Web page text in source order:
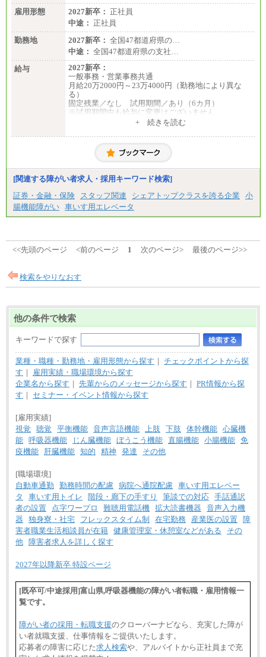
雇用形態
2027新卒： 正社員
中途： 正社員
勤務地
2027新卒： 全国47都道府県の…
中途： 全国47都道府県の支社…
給与
2027新卒：
一般事務・営業事務共通
月給20万2000円～23万4000円（勤務地により異な
る）
固定残業／なし 試用期間／あり（6カ月）
※試用期間中も給与に変更はございません
月給20万2000円～23万4000円（勤務地により異な
固定残業／なし 試用期間／あり（6か月）
+ 続きを読む
[関連する障がい者求人・採用キーワード検索]
証券・金融・保険
スタッフ関連 シェアトップクラスを誇る企業
小
腸機能障がい 車いす用エレベータ
<<先頭のページ <前のページ 1 次のページ> 最後のページ>>
検索をやりなおす
他の条件で検索
キーワードで探す
業種・職種・勤務地・雇用形態から探す ｜ チェックポイントから探
す ｜
雇用実績・職場環境から探す
企業名から探す ｜ 先輩からのメッセージから探す ｜ PR情報から探
す ｜ セミナー・イベント情報から探す
[雇用実績]
視覚
聴覚 平衡機能 音声言語機能 上肢 下肢 体幹機能 心臓機
能 呼吸器機能 じん臓機能 ぼうこう機能 直腸機能 小腸機能 免
疫機能
肝臓機能 知的 精神 発達 その他
[職場環境]
自動車通勤
勤務時間の配慮 病院へ通院配慮 車いす用エレベー
タ
車いす用トイレ 階段・廊下の手すり 筆談での対応 手話通訳
者の設置
点字ワープロ 難聴用電話機 拡大読書機器
音声入力機
器
独身寮・社宅 フレックスタイム制 在宅勤務 産業医の設置
障
害者職業生活相談員が在籍 健康管理室・休憩室などがある
その
他
障害者求人を詳しく探す
2027年以降新卒 特設ページ
[既卒可/中途採用]富山県,呼吸器機能の障がい者転職・雇用情報一
覧です。
障がい者の採用・転職支援のクローバーナビなら、充実した障が
い者就職支援、仕事情報をご提供いたします。
応募者の障害に応じた求人検索や、アルバイトから正社員まで充